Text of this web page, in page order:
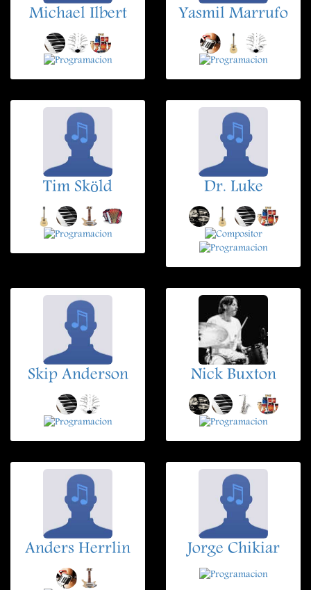
Michael Ilbert Yasmil Marrufo
Tim Sköld Dr. Luke
Skip Anderson Nick Buxton
Anders Herrlin Jorge Chikiar